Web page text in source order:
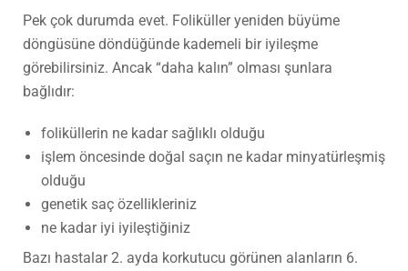
Pek çok durumda evet. Foliküller yeniden büyüme
döngüsüne döndüğünde kademeli bir iyileşme
görebilirsiniz. Ancak “daha kalın” olması şunlara
bağlıdır:
foliküllerin ne kadar sağlıklı olduğu
işlem öncesinde doğal saçın ne kadar minyatürleşmiş
olduğu
genetik saç özellikleriniz
ne kadar iyi iyileştiğiniz
Bazı hastalar 2. ayda korkutucu görünen alanların 6.